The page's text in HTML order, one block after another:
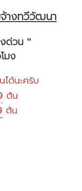
จ้างทวีวัฒนา
ด่วน "
มง
ด้นะครับ
ต้น
ต้น